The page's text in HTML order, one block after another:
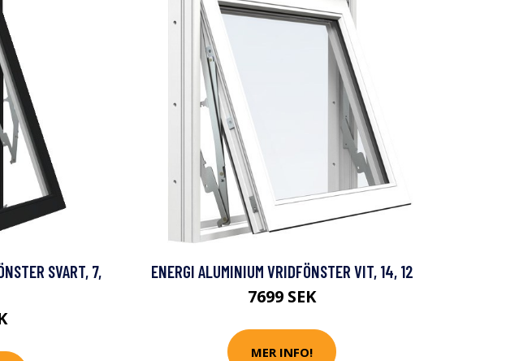
SVART, 7,
ENERGI ALUMINIUM VRIDFÖNSTER VIT, 14, 12
7699 SEK
MER INFO!